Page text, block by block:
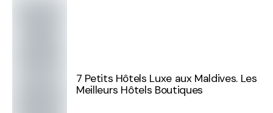
7 Petits Hôtels Luxe aux Maldives. Les
Meilleurs Hôtels Boutiques